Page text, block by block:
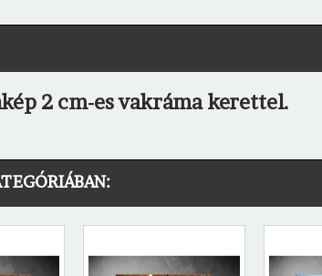
2 cm-es vakráma kerettel.